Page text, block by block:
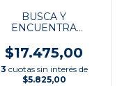
BUSCA Y
ENCUENTRA
JUNGLA
$17.475,00
3 cuotas sin interés de
$5.825,00